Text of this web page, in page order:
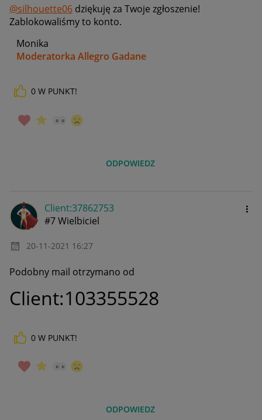
@silhouette06 dziękuję za Twoje zgłoszenie!
Zablokowaliśmy to konto.
Monika
Moderatorka Allegro Gadane
0 W PUNKT!
ODPOWIEDZ
Client:37862753
#7 Wielbiciel
‎20-11-2021 16:27
Podobny mail otrzymano od
Client:103355528
0 W PUNKT!
ODPOWIEDZ